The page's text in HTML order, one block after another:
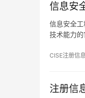
信息安
信息安全
技术能力的
CISE注册信
注册信